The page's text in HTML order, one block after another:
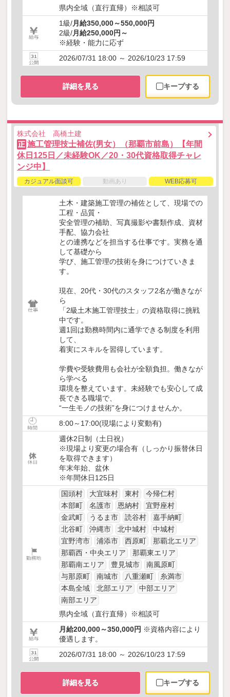
県内全域（直行直帰）※相談可
1級/月給350,000～550,000円
2級/月給250,000円～
※経験・能力に応ず
2026/07/31 18:00 ～ 2026/10/23 17:59
詳細を見る キープする
株式会社 高橋土建
正 施工管理技士補佐(男女）（那覇市前島）【年間
休日125日／未経験OK／20・30代資格取得チャレ
ンジ中】
カジュアル面談可 動画あり WEB応募可
土木・建築施工管理の補佐として、現場での
工程・品質・
安全管理の補助、写真撮影や書類作成、資材
手配、協力会社
との連携などを担当する仕事です。実務を通
して基礎から
学び、施工管理の技術を身につけていきま
す。
現在、20代・30代のスタッフ2名が働きなが
ら
「2級土木施工管理技士」の資格取得に挑戦
中です。
週1回は勤務時間内に通学できる制度を利用
して、
着実にスキルを習得しています。
学費や受験費用も会社が全額負担。働きなが
ら学べる
環境を整えています。未経験でも安心して成
長できる職場で、
“一生モノの技術”を身につけませんか。
8:00～17:00(現場により変動有)
週休2日制（土日祝）
※現場より変更の場合有（しっかり振替休日
を取得できます）
年末年始、盆休
※年間休日125日
国頭村
大宜味村 東村
今帰仁村
本部町
名護市 恩納村
宜野座村
金武町
うるま市 読谷村
嘉手納町
北谷町
沖縄市 北中城村
中城村
宜野湾市
浦添市 西原町
那覇北エリア
那覇西・中央エリア
那覇東エリア
那覇南エリア
豊見城市
南風原町
与那原町
南城市 八重瀬町
糸満市
本島全域
北部エリア
中部エリア
南部エリア
県内全域（直行直帰）※相談可
月給200,000～350,000円 ※資格内容により
優遇します。
2026/07/31 18:00 ～ 2026/10/23 17:59
詳細を見る キープする